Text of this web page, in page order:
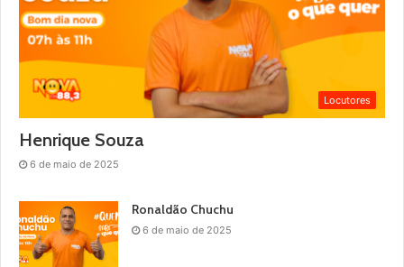
Locutores
Henrique Souza
6 de maio de 2025
Ronaldão Chuchu
6 de maio de 2025